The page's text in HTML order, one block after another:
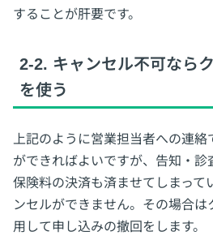
することが肝要です。
2-2. キャンセル不可なら
を使う
上記のように営業担当者への連
ができればよいですが、告知・診
保険料の決済も済ませてしまって
ンセルができません。その場合は
用して申し込みの撤回をします。